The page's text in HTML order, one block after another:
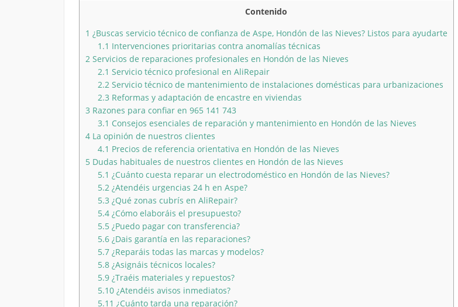
Contenido
1 ¿Buscas servicio técnico de confianza de Aspe, Hondón de las Nieves? Listos para ayudarte
1.1 Intervenciones prioritarias contra anomalías técnicas
2 Servicios de reparaciones profesionales en Hondón de las Nieves
2.1 Servicio técnico profesional en AliRepair
2.2 Servicio técnico de mantenimiento de instalaciones domésticas para urbanizaciones
2.3 Reformas y adaptación de encastre en viviendas
3 Razones para confiar en 965 141 743
3.1 Consejos esenciales de reparación y mantenimiento en Hondón de las Nieves
4La opinión de nuestros clientes
4.1 Precios de referencia orientativa en Hondón de las Nieves
5Dudas habituales de nuestros clientes en Hondón de las Nieves
5.1 ¿Cuánto cuesta reparar un electrodoméstico en Hondón de las Nieves?
5.2 ¿Atendéis urgencias 24 h en Aspe?
5.3 ¿Qué zonas cubrís en AliRepair?
5.4¿Cómo elaboráis el presupuesto?
5.5¿Puedo pagar con transferencia?
5.6¿Dais garantía en las reparaciones?
5.7¿Reparáis todas las marcas y modelos?
5.8¿Asignáis técnicos locales?
5.9¿Traéis materiales y repuestos?
5.10¿Atendéis avisos inmediatos?
5.11 ¿Cuánto tarda una reparación?